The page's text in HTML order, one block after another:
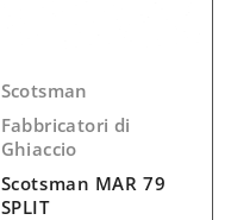
Scotsman
Fabbricatori di
Ghiaccio
Scotsman MAR 79
SPLIT